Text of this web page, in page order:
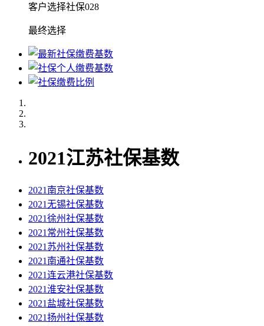
客户选择社保028
最终选择
2021江苏社保基数
2021南京社保基数
2021无锡社保基数
2021徐州社保基数
2021常州社保基数
2021苏州社保基数
2021南通社保基数
2021连云港社保基数
2021淮安社保基数
2021盐城社保基数
2021扬州社保基数